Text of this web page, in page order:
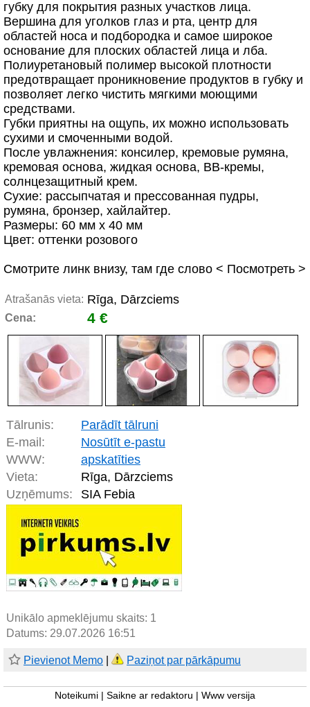
губку для покрытия разных участков лица.
Вершина для уголков глаз и рта, центр для
областей носа и подбородка и самое широкое
основание для плоских областей лица и лба.
Полиуретановый полимер высокой плотности
предотвращает проникновение продуктов в губку и
позволяет легко чистить мягкими моющими
средствами.
Губки приятны на ощупь, их можно использовать
сухими и смоченными водой.
После увлажнения: консилер, кремовые румяна,
кремовая основа, жидкая основа, ВВ-кремы,
солнцезащитный крем.
Сухие: рассыпчатая и прессованная пудры,
румяна, бронзер, хайлайтер.
Размеры: 60 мм х 40 мм
Цвет: оттенки розового
Смотрите линк внизу, там где слово < Посмотреть >
Atrašanās vieta: Rīga, Dārzciems
Cena: 4 €
Tālrunis:
Parādīt tālruni
E-mail:
Nosūtīt e-pastu
WWW:
apskatīties
Vieta:
Rīga, Dārzciems
Uzņēmums:
SIA Febia
Unikālo apmeklējumu skaits: 1
Datums: 29.07.2026 16:51
Pievienot Memo Paziņot par pārkāpumu
Noteikumi Saikne ar redaktoru Www versija